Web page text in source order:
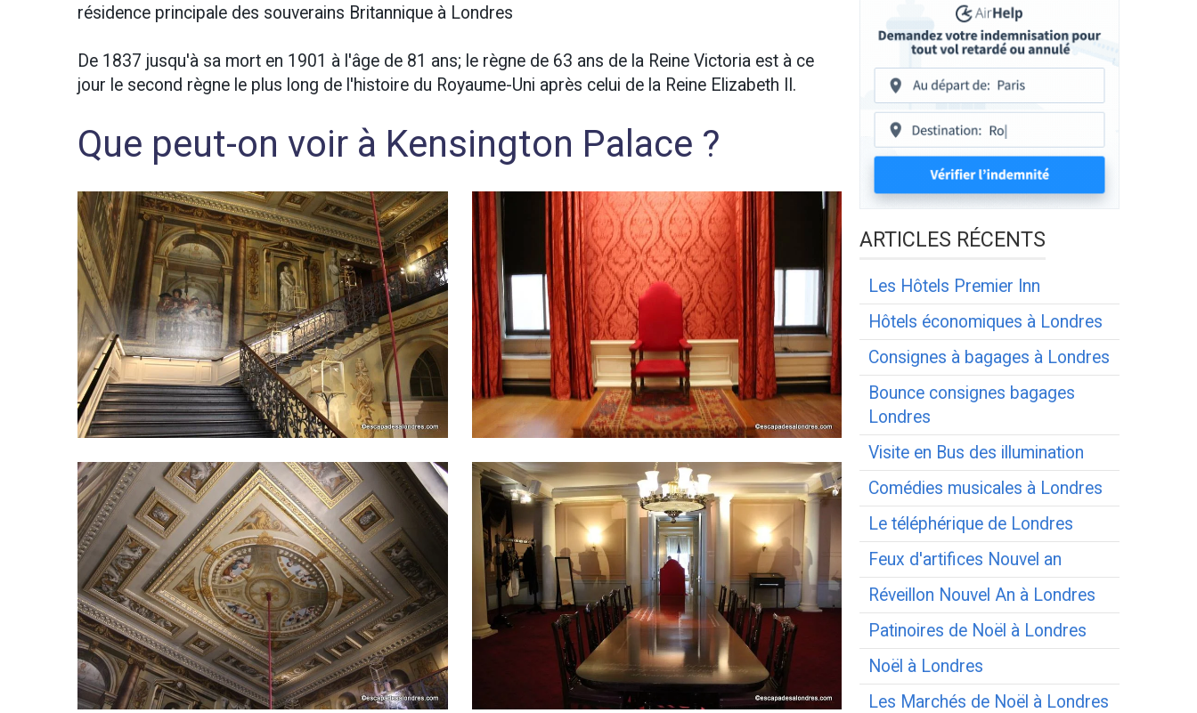
résidence principale des souverains Britannique à Londres
De 1837 jusqu'à sa mort en 1901 à l'âge de 81 ans; le règne de 63 ans de la Reine Victoria est à ce
jour le second règne le plus long de l'histoire du Royaume-Uni après celui de la Reine Elizabeth II.
Que peut-on voir à Kensington Palace ?
ARTICLES RÉCENTS
Les Hôtels Premier Inn
Hôtels économiques à Londres
Consignes à bagages à Londres
Bounce consignes bagages
Londres
Visite en Bus des illumination
Comédies musicales à Londres
Le téléphérique de Londres
Feux d'artifices Nouvel an
Réveillon Nouvel An à Londres
Patinoires de Noël à Londres
Noël à Londres
Les Marchés de Noël à Londres